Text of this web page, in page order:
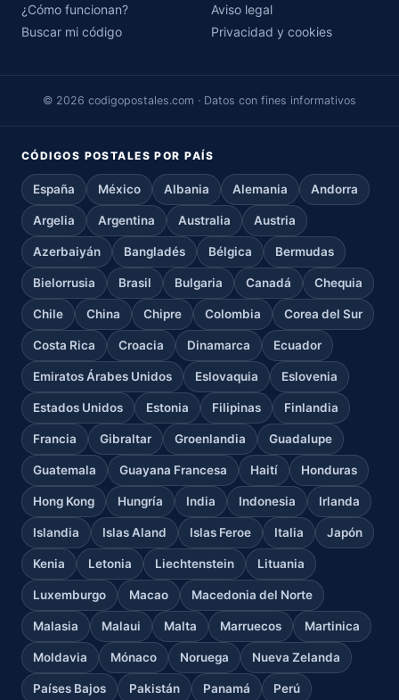
¿Cómo funcionan?
Buscar mi código
Aviso legal
Privacidad y cookies
© 2026 codigopostales.com · Datos con fines informativos
CÓDIGOS POSTALES POR PAÍS
España México Albania Alemania Andorra
Argelia Argentina Australia Austria
Azerbaiyán Bangladés Bélgica Bermudas
Bielorrusia Brasil Bulgaria Canadá Chequia
Chile China Chipre Colombia Corea del Sur
Costa Rica Croacia Dinamarca Ecuador
Emiratos Árabes Unidos Eslovaquia Eslovenia
Estados Unidos Estonia Filipinas Finlandia
Francia Gibraltar Groenlandia Guadalupe
Guatemala Guayana Francesa Haití Honduras
Hong Kong Hungría India Indonesia Irlanda
Islandia Islas Aland Islas Feroe Italia Japón
Kenia Letonia Liechtenstein Lituania
Luxemburgo Macao Macedonia del Norte
Malasia Malaui Malta Marruecos Martinica
Moldavia Mónaco Noruega Nueva Zelanda
Países Bajos Pakistán Panamá Perú